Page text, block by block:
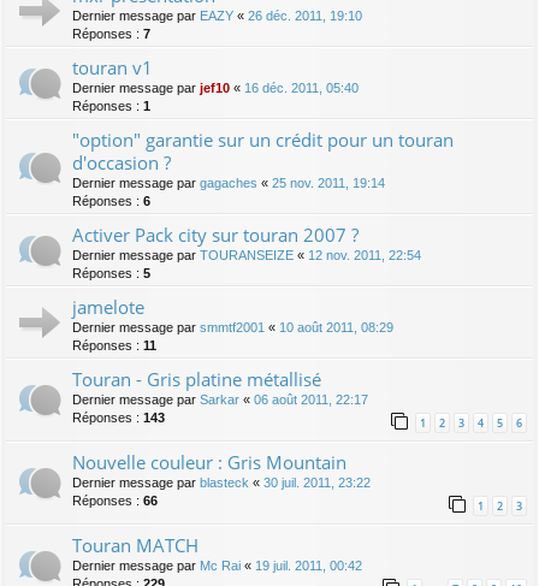
Dernier message par EAZY « 26 déc. 2011, 19:10
Réponses : 7
touran v1
Dernier message par jef10 « 16 déc. 2011, 05:40
Réponses : 1
"option" garantie sur un crédit pour un touran
d'occasion ?
Dernier message par gagaches « 25 nov. 2011, 19:14
Réponses : 6
Activer Pack city sur touran 2007 ?
Dernier message par TOURANSEIZE « 12 nov. 2011, 22:54
Réponses : 5
jamelote
Dernier message par smmtf2001 « 10 août 2011, 08:29
Réponses : 11
Touran - Gris platine métallisé
Dernier message par Sarkar « 06 août 2011, 22:17
Réponses : 143 1 2 3 4 5 6
Nouvelle couleur : Gris Mountain
Dernier message par blasteck « 30 juil. 2011, 23:22
Réponses : 66 1 2 3
Touran MATCH
Dernier message par Mc Rai « 19 juil. 2011, 00:42